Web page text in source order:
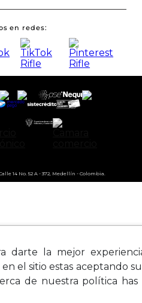
darte la mejor
el sitio estas aceptando
de nuestra política has
en redes
14 No. 52 A - 372, Medellín - Colombia.